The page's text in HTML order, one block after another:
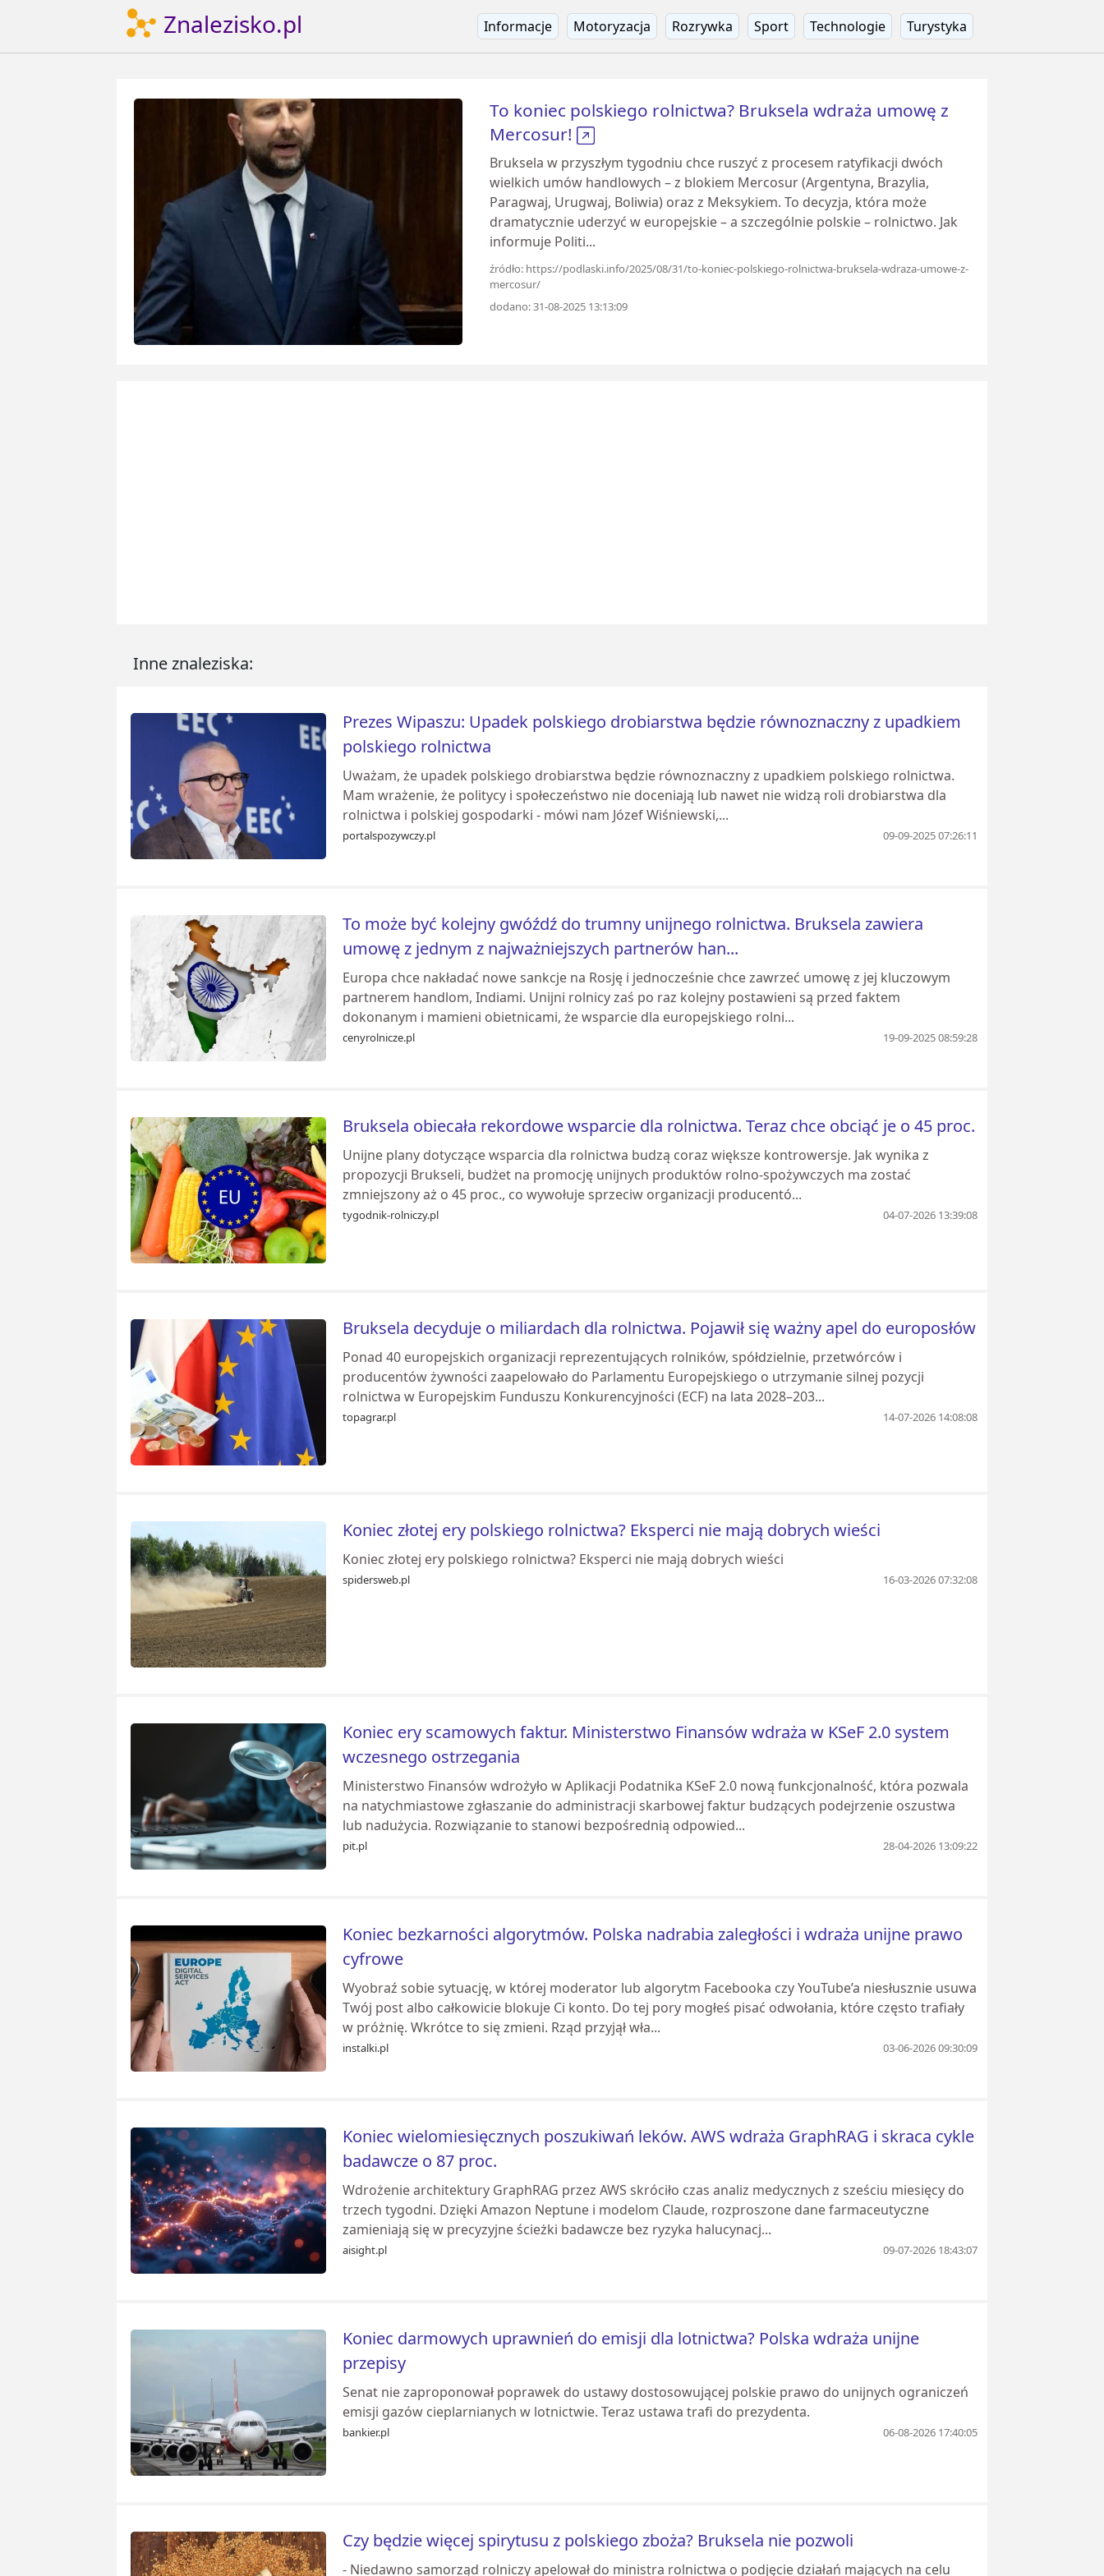
Znalezisko.pl Informacje Motoryzacja Rozrywka Sport Technologie Turystyka
To koniec polskiego rolnictwa? Bruksela wdraża umowę z
Mercosur!
Bruksela w przyszłym tygodniu chce ruszyć z procesem ratyfikacji dwóch
wielkich umów handlowych – z blokiem Mercosur (Argentyna, Brazylia,
Paragwaj, Urugwaj, Boliwia) oraz z Meksykiem. To decyzja, która może
dramatycznie uderzyć w europejskie – a szczególnie polskie – rolnictwo. Jak
informuje Politi...
źródło: https://podlaski.info/2025/08/31/to-koniec-polskiego-rolnictwa-bruksela-wdraza-umowe-z-
mercosur/
dodano: 31-08-2025 13:13:09
Inne znaleziska:
Prezes Wipaszu: Upadek polskiego drobiarstwa będzie równoznaczny z upadkiem
polskiego rolnictwa
Uważam, że upadek polskiego drobiarstwa będzie równoznaczny z upadkiem polskiego rolnictwa.
Mam wrażenie, że politycy i społeczeństwo nie doceniają lub nawet nie widzą roli drobiarstwa dla
rolnictwa i polskiej gospodarki - mówi nam Józef Wiśniewski,...
portalspozywczy.pl 09-09-2025 07:26:11
To może być kolejny gwóźdź do trumny unijnego rolnictwa. Bruksela zawiera
umowę z jednym z najważniejszych partnerów han...
Europa chce nakładać nowe sankcje na Rosję i jednocześnie chce zawrzeć umowę z jej kluczowym
partnerem handlom, Indiami. Unijni rolnicy zaś po raz kolejny postawieni są przed faktem
dokonanym i mamieni obietnicami, że wsparcie dla europejskiego rolni...
cenyrolnicze.pl 19-09-2025 08:59:28
Bruksela obiecała rekordowe wsparcie dla rolnictwa. Teraz chce obciąć je o 45 proc.
Unijne plany dotyczące wsparcia dla rolnictwa budzą coraz większe kontrowersje. Jak wynika z
propozycji Brukseli, budżet na promocję unijnych produktów rolno-spożywczych ma zostać
zmniejszony aż o 45 proc., co wywołuje sprzeciw organizacji producentó...
tygodnik-rolniczy.pl 04-07-2026 13:39:08
Bruksela decyduje o miliardach dla rolnictwa. Pojawił się ważny apel do europosłów
Ponad 40 europejskich organizacji reprezentujących rolników, spółdzielnie, przetwórców i
producentów żywności zaapelowało do Parlamentu Europejskiego o utrzymanie silnej pozycji
rolnictwa w Europejskim Funduszu Konkurencyjności (ECF) na lata 2028–203...
topagrar.pl 14-07-2026 14:08:08
Koniec złotej ery polskiego rolnictwa? Eksperci nie mają dobrych wieści
Koniec złotej ery polskiego rolnictwa? Eksperci nie mają dobrych wieści
spidersweb.pl 16-03-2026 07:32:08
Koniec ery scamowych faktur. Ministerstwo Finansów wdraża w KSeF 2.0 system
wczesnego ostrzegania
Ministerstwo Finansów wdrożyło w Aplikacji Podatnika KSeF 2.0 nową funkcjonalność, która pozwala
na natychmiastowe zgłaszanie do administracji skarbowej faktur budzących podejrzenie oszustwa
lub nadużycia. Rozwiązanie to stanowi bezpośrednią odpowied...
pit.pl 28-04-2026 13:09:22
Koniec bezkarności algorytmów. Polska nadrabia zaległości i wdraża unijne prawo
cyfrowe
Wyobraź sobie sytuację, w której moderator lub algorytm Facebooka czy YouTube’a niesłusznie usuwa
Twój post albo całkowicie blokuje Ci konto. Do tej pory mogłeś pisać odwołania, które często trafiały
w próżnię. Wkrótce to się zmieni. Rząd przyjął wła...
instalki.pl 03-06-2026 09:30:09
Koniec wielomiesięcznych poszukiwań leków. AWS wdraża GraphRAG i skraca cykle
badawcze o 87 proc.
Wdrożenie architektury GraphRAG przez AWS skróciło czas analiz medycznych z sześciu miesięcy do
trzech tygodni. Dzięki Amazon Neptune i modelom Claude, rozproszone dane farmaceutyczne
zamieniają się w precyzyjne ścieżki badawcze bez ryzyka halucynacj...
aisight.pl 09-07-2026 18:43:07
Koniec darmowych uprawnień do emisji dla lotnictwa? Polska wdraża unijne
przepisy
Senat nie zaproponował poprawek do ustawy dostosowującej polskie prawo do unijnych ograniczeń
emisji gazów cieplarnianych w lotnictwie. Teraz ustawa trafi do prezydenta.
bankier.pl 06-08-2026 17:40:05
Czy będzie więcej spirytusu z polskiego zboża? Bruksela nie pozwoli
- Niedawno samorząd rolniczy apelował do ministra rolnictwa o podjęcie działań mających na celu